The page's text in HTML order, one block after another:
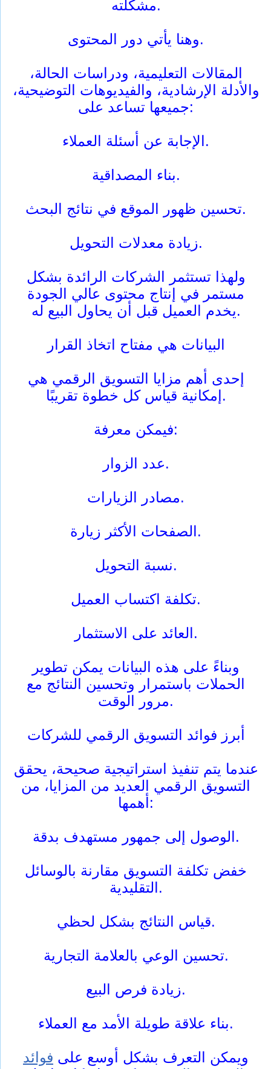
مشكلته.
وهنا يأتي دور المحتوى.
المقالات التعليمية، ودراسات الحالة،
والأدلة الإرشادية، والفيديوهات التوضيحية،
جميعها تساعد على:
الإجابة عن أسئلة العملاء.
بناء المصداقية.
تحسين ظهور الموقع في نتائج البحث.
زيادة معدلات التحويل.
ولهذا تستثمر الشركات الرائدة بشكل
مستمر في إنتاج محتوى عالي الجودة
يخدم العميل قبل أن يحاول البيع له.
البيانات هي مفتاح اتخاذ القرار
إحدى أهم مزايا التسويق الرقمي هي
إمكانية قياس كل خطوة تقريبًا.
فيمكن معرفة:
عدد الزوار.
مصادر الزيارات.
الصفحات الأكثر زيارة.
نسبة التحويل.
تكلفة اكتساب العميل.
العائد على الاستثمار.
وبناءً على هذه البيانات يمكن تطوير
الحملات باستمرار وتحسين النتائج مع
مرور الوقت.
أبرز فوائد التسويق الرقمي للشركات
عندما يتم تنفيذ استراتيجية صحيحة، يحقق
التسويق الرقمي العديد من المزايا، من
أهمها:
الوصول إلى جمهور مستهدف بدقة.
خفض تكلفة التسويق مقارنة بالوسائل
التقليدية.
قياس النتائج بشكل لحظي.
تحسين الوعي بالعلامة التجارية.
زيادة فرص البيع.
بناء علاقة طويلة الأمد مع العملاء.
ويمكن التعرف بشكل أوسع على فوائد